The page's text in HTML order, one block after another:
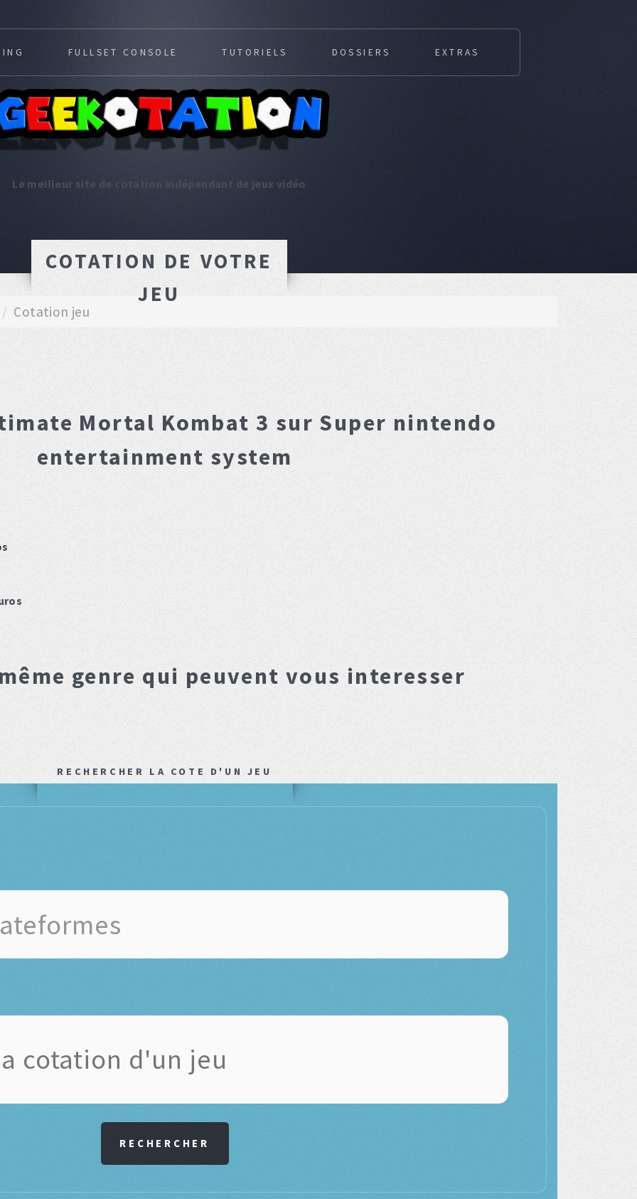
Le meilleur site de cotation indépendant de jeux vidéo
FULLSET CONSOLE TUTORIELS DOSSIERS EXTRAS
COTATION DE VOTRE
JEU
Cotation jeu
Mortal Kombat 3 sur Super nintendo
entertainment system
genre qui peuvent vous interesser
RECHERCHER LA COTE D'UN JEU
RECHERCHER